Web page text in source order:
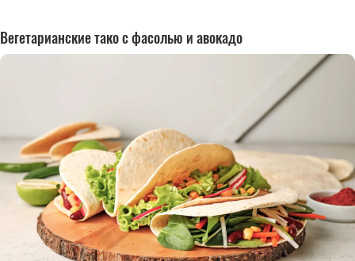
Вегетарианские тако с фасолью и авокадо